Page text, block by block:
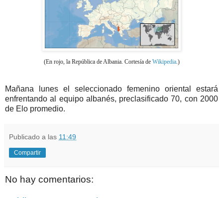
(En rojo, la República de Albania. Cortesía de Wikipedia.)
Mañana lunes el seleccionado femenino oriental estará
enfrentando al equipo albanés, preclasificado 70, con 2000
de Elo promedio.
Publicado a las 11:49
Compartir
No hay comentarios: